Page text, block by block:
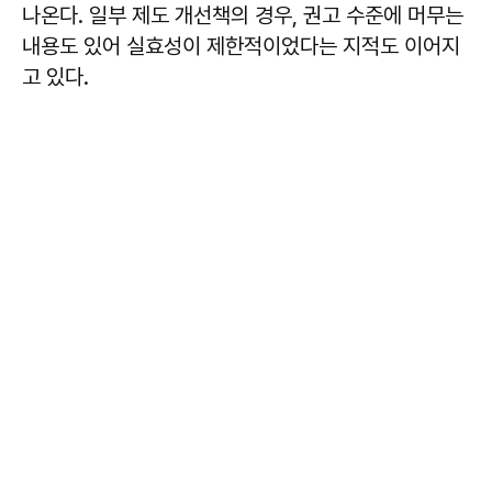
나온다. 일부 제도 개선책의 경우, 권고 수준에 머무는
내용도 있어 실효성이 제한적이었다는 지적도 이어지
고 있다.